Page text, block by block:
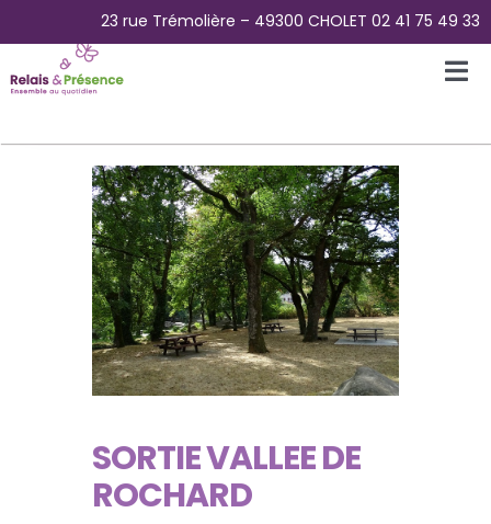
contenu
Accueil
L’Association
La Plateforme des aidants
La Maison Papillons – Accueil de jour
Nos Événements
23 rue Trémolière – 49300 CHOLET 02 41 75 49 33
SORTIE VALLEE DE
ROCHARD